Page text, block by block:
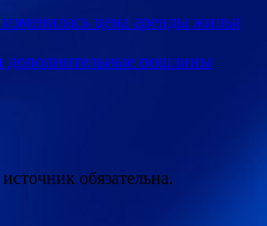
цена аренды жилья
пошлины
обязательна.